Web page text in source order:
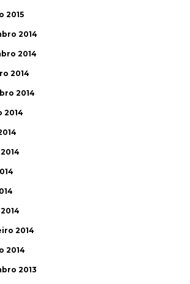
2015
2014
2014
2014
2014
2014
2014
2014
2013